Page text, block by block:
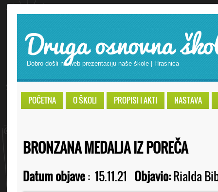
Druga osnovna
Dobro došli na web prezentaciju naše škole | Hrasnica
POČETNA O ŠKOLI PROPISI I AKTI NASTAVA
BRONZANA MEDALJA IZ POREČA
Datum objave: 15.11.21 Objavio:Rialda